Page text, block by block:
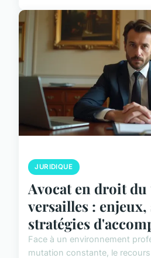
JURIDIQUE
Avocat en droit du
versailles : enjeux,
stratégies
Face à un environnement
mutation constante, le